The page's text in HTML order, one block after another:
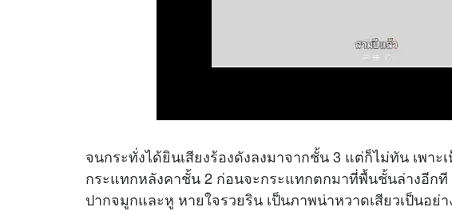
จนกระทั่งได้ยินเสียงร้องดังลงมาจากชั้น 3 แต่ก็ไม่ทัน เพาะ
กระแทกหลังคาชั้น 2 ก่อนจะกระแทกตกมาที่พื้นชั้นล่างอีกที
ปากจมูกและหู หายใจรวยริน เป็นภาพน่าหวาดเสียวเป็นอย่